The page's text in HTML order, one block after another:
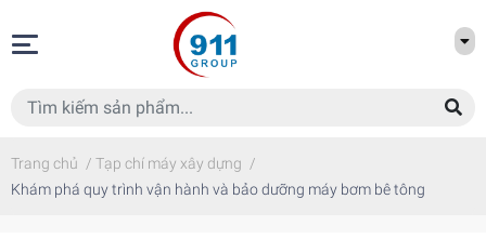
Trang chủ / Tạp chí máy xây dựng /
Khám phá quy trình vận hành và bảo dưỡng máy bơm bê tông